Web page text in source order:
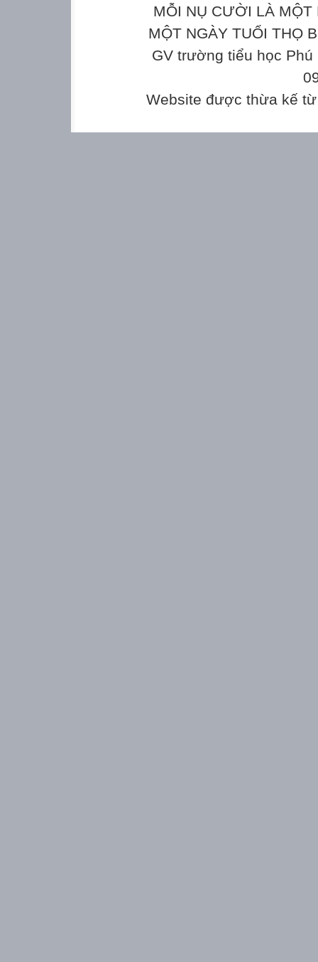
MỖI NỤ CƯỜI LÀ MỘT
MỘT NGÀY TUỔI THỌ
GV trường tiểu học
Website được thừa kế